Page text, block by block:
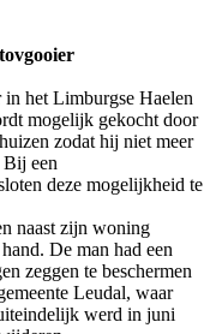
het Limburgse Haelen
mogelijk gekocht door
zodat hij niet meer
Bij een
deze mogelijkheid te
naast zijn woning
De man had een
zeggen te beschermen
Leudal, waar
werd in juni